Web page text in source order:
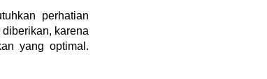
perhatian
karena
yang optimal.